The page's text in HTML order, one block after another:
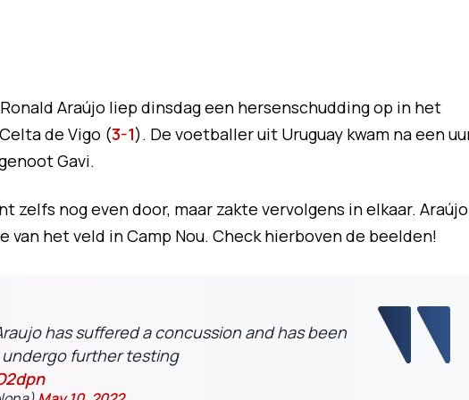
Araújo liep dinsdag een hersenschudding op in het
de Vigo (3-1). De voetballer uit Uruguay kwam na een
Gavi.
zelfs nog even door, maar zakte vervolgens in elkaar. Araújo
van het veld in Camp Nou. Check hierboven de beelden!
has suffered a concussion and has been
further testing